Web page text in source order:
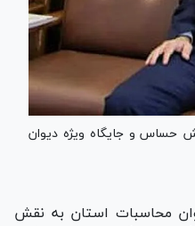
حساس و جایگاه ویژه دیوان
محاسبات استان به نقش